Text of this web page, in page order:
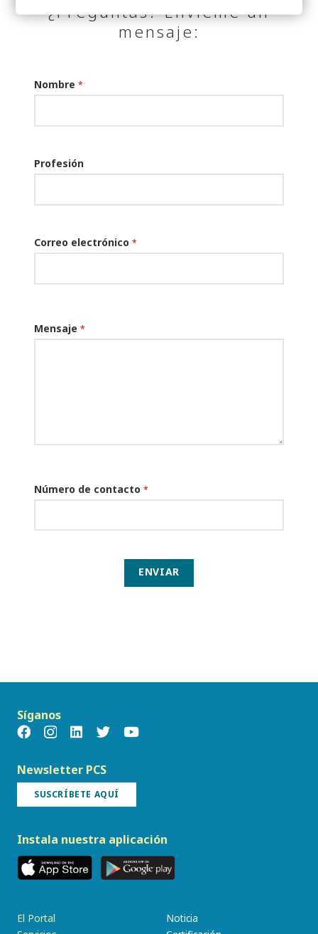
¿Preguntas? Envíeme un
mensaje:
Nombre *
Profesión
Correo electrónico *
Mensaje *
Número de contacto *
ENVIAR
Síganos
Newsletter PCS
SUSCRÍBETE AQUÍ
Instala nuestra aplicación
El Portal
Noticia